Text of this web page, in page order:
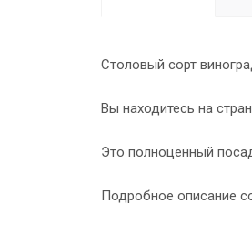
Столовый сорт
Вы находитесь на
Это полноценный
Подробное описание